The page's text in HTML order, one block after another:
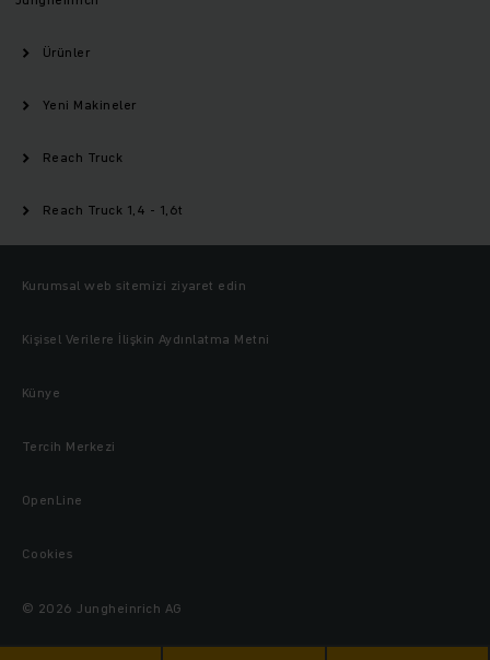
Ürünler
Yeni Makineler
Reach Truck
Reach Truck 1,4 - 1,6t
Kurumsal web sitemizi ziyaret edin
Kişisel Verilere İlişkin Aydınlatma Metni
Künye
Tercih Merkezi
OpenLine
Cookies
© 2026 Jungheinrich AG